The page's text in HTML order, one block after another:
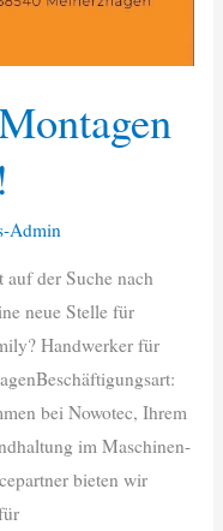
Admin
der Suche nach
neue Stelle für
Handwerker für
bei Nowotec, Ihrem
im Maschinen-
bieten wir